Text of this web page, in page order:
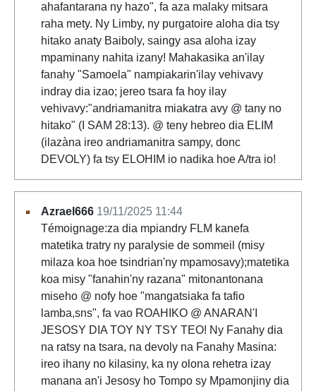
ahafantarana ny hazo", fa aza malaky mitsara
raha mety. Ny Limby, ny purgatoire aloha dia tsy
hitako anaty Baiboly, saingy asa aloha izay
mpaminany nahita izany! Mahakasika an'ilay
fanahy "Samoela" nampiakarin'ilay vehivavy
indray dia izao; jereo tsara fa hoy ilay
vehivavy:"andriamanitra miakatra avy @ tany no
hitako" (I SAM 28:13). @ teny hebreo dia ELIM
(ilazàna ireo andriamanitra sampy, donc
DEVOLY) fa tsy ELOHIM io nadika hoe A/tra io!
Azrael666 19/11/2025 11:44
Témoignage:za dia mpiandry FLM kanefa
matetika tratry ny paralysie de sommeil (misy
milaza koa hoe tsindrian'ny mpamosavy);matetika
koa misy "fanahin'ny razana" mitonantonana
miseho @ nofy hoe "mangatsiaka fa tafio
lamba,sns", fa vao ROAHIKO @ ANARAN'I
JESOSY DIA TOY NY TSY TEO! Ny Fanahy dia
na ratsy na tsara, na devoly na Fanahy Masina:
ireo ihany no kilasiny, ka ny olona rehetra izay
manana an'i Jesosy ho Tompo sy Mpamonjiny dia